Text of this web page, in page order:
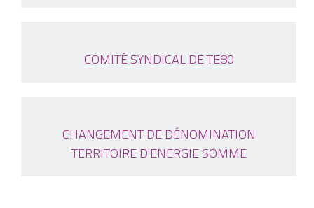
COMITÉ SYNDICAL DE TE80
CHANGEMENT DE DÉNOMINATION
TERRITOIRE D'ENERGIE SOMME